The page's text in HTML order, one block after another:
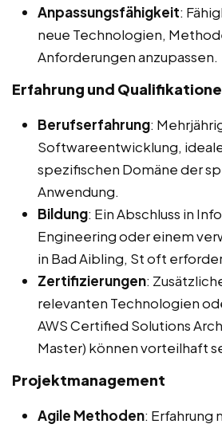
Anpassungsfähigkeit:
neue Technologien,
Anforderungen anzupassen.
Erfahrung und
Berufserfahrung:
Softwareentwicklung,
spezifischen Domäne der
Anwendung.
Bildung: Ein Abschluss in
Engineering oder einem
in Bad Aibling, St oft
Zertifizierungen:
relevanten Technologien
AWS Certified Solutions
Master) können vorteilhaft
Projektmanagement
Agile Methoden: Erfahrung